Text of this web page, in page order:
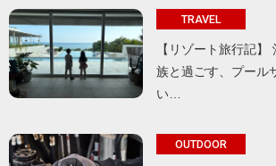
TRAVEL
【リゾート旅行記
族と過ごす、プール
い…
OUTDOOR